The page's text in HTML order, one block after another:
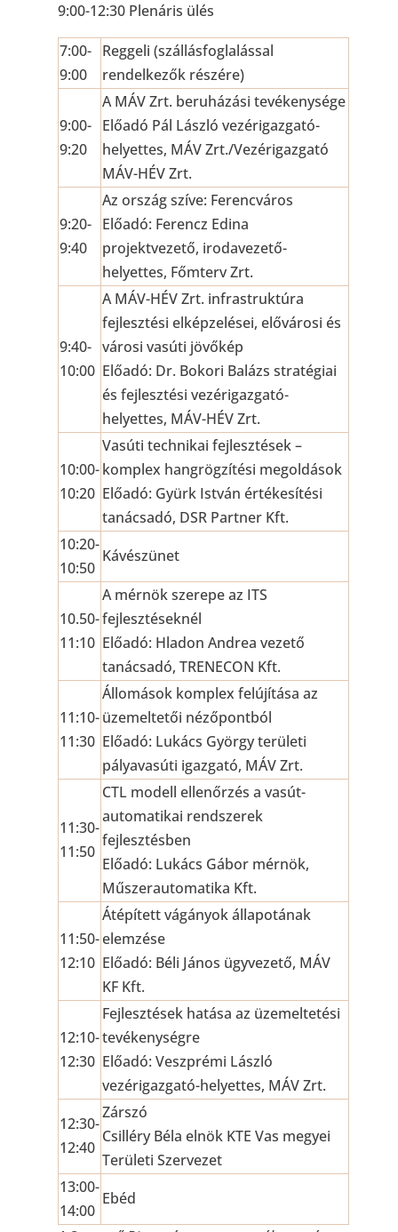
9:00-12:30 Plenáris ülés
7:00-
9:00
Reggeli (szállásfoglalással
rendelkezők részére)
9:00-
9:20
A MÁV Zrt. beruházási tevékenysége
Előadó Pál László vezérigazgató-
helyettes, MÁV Zrt./Vezérigazgató
MÁV-HÉV Zrt.
9:20-
9:40
Az ország szíve: Ferencváros
Előadó: Ferencz Edina
projektvezető, irodavezető-
helyettes, Főmterv Zrt.
9:40-
10:00
A MÁV-HÉV Zrt. infrastruktúra
fejlesztési elképzelései, elővárosi és
városi vasúti jövőkép
Előadó: Dr. Bokori Balázs stratégiai
és fejlesztési vezérigazgató-
helyettes, MÁV-HÉV Zrt.
10:00-
10:20
Vasúti technikai fejlesztések –
komplex hangrögzítési megoldások
Előadó: Gyürk István értékesítési
tanácsadó, DSR Partner Kft.
10:20-
10:50
Kávészünet
10.50-
11:10
A mérnök szerepe az ITS
fejlesztéseknél
Előadó: Hladon Andrea vezető
tanácsadó, TRENECON Kft.
11:10-
11:30
Állomások komplex felújítása az
üzemeltetői nézőpontból
Előadó: Lukács György területi
pályavasúti igazgató, MÁV Zrt.
11:30-
11:50
CTL modell ellenőrzés a vasút-
automatikai rendszerek
fejlesztésben
Előadó: Lukács Gábor mérnök,
Műszerautomatika Kft.
11:50-
12:10
Átépített vágányok állapotának
elemzése
Előadó: Béli János ügyvezető, MÁV
KF Kft.
12:10-
12:30
Fejlesztések hatása az üzemeltetési
tevékenységre
Előadó: Veszprémi László
vezérigazgató-helyettes, MÁV Zrt.
12:30-
12:40
Zárszó
Csilléry Béla elnök KTE Vas megyei
Területi Szervezet
13:00-
14:00
Ebéd